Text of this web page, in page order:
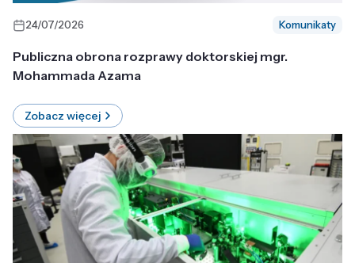
24/07/2026 Komunikaty
Publiczna obrona rozprawy doktorskiej mgr.
Mohammada Azama
Zobacz więcej